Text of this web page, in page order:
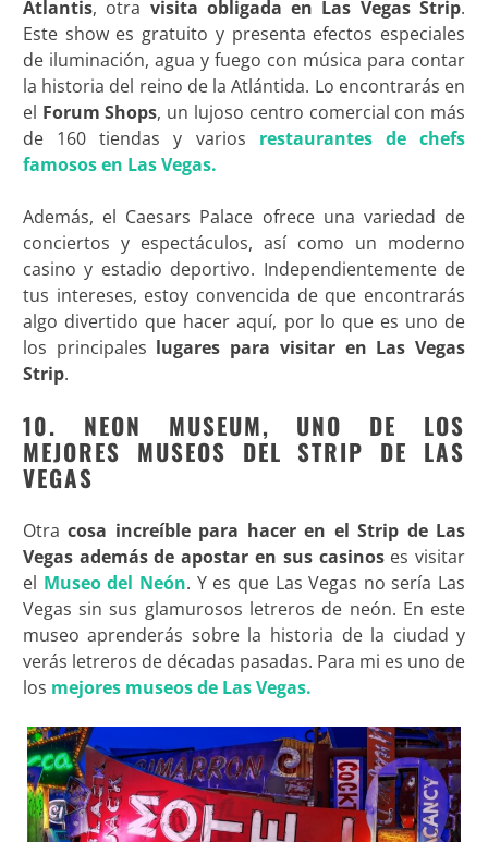
Atlantis, otra visita obligada en Las Vegas Strip.
Este show es gratuito y presenta efectos especiales
de iluminación, agua y fuego con música para contar
la historia del reino de la Atlántida. Lo encontrarás en
el Forum Shops, un lujoso centro comercial con más
de 160 tiendas y varios restaurantes de chefs
famosos en Las Vegas.
Además, el Caesars Palace ofrece una variedad de
conciertos y espectáculos, así como un moderno
casino y estadio deportivo. Independientemente de
tus intereses, estoy convencida de que encontrarás
algo divertido que hacer aquí, por lo que es uno de
los principales lugares para visitar en Las Vegas
Strip.
10. NEON MUSEUM, UNO DE LOS
MEJORES MUSEOS DEL STRIP DE LAS
VEGAS
Otra cosa increíble para hacer en el Strip de Las
Vegas además de apostar en sus casinoses visitar
el Museo del Neón. Y es que Las Vegas no sería Las
Vegas sin sus glamurosos letreros de neón. En este
museo aprenderás sobre la historia de la ciudad y
verás letreros de décadas pasadas. Para mi es uno de
los mejores museos de Las Vegas.